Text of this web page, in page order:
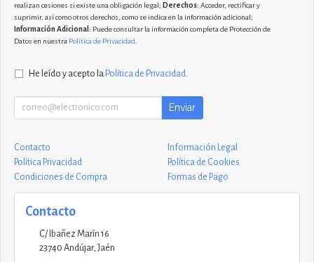
realizan cesiones si existe una obligación legal; Derechos: Acceder, rectificar y
suprimir, así como otros derechos, como se indica en la información adicional;
Información Adicional : Puede consultar la información completa de Protección de
Datos en nuestra Política de Privacidad
He leído y acepto la Política de Privacidad
Enviar
Contacto
Información Legal
Política Privacidad
Política de Cookies
Condiciones de Compra
Formas de Pago
Contacto
C/ Ibañez Marín 16
23740 Andújar, Jaén